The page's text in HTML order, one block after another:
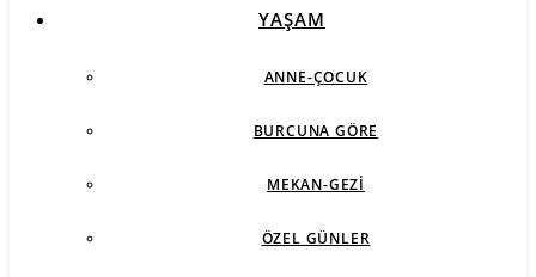
YAŞAM
ANNE-ÇOCUK
BURCUNA GÖRE
MEKAN-GEZI
ÖZEL GÜNLER